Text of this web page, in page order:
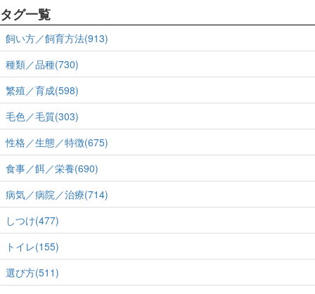
タグ一覧
飼い方／飼育方法(913)
種類／品種(730)
繁殖／育成(598)
毛色／毛質(303)
性格／生態／特徴(675)
食事／餌／栄養(690)
病気／病院／治療(714)
しつけ(477)
トイレ(155)
選び方(511)